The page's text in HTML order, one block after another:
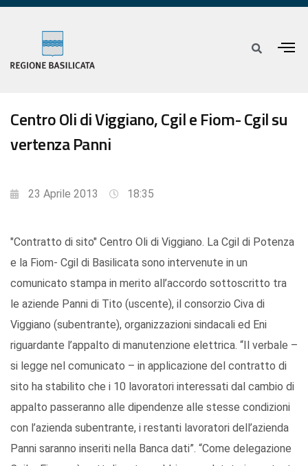
Centro Oli di Viggiano, Cgil e Fiom- Cgil su
vertenza Panni
23 Aprile 2013 18:35
"Contratto di sito" Centro Oli di Viggiano. La Cgil di Potenza
e la Fiom- Cgil di Basilicata sono intervenute in un
comunicato stampa in merito all’accordo sottoscritto tra
le aziende Panni di Tito (uscente), il consorzio Civa di
Viggiano (subentrante), organizzazioni sindacali ed Eni
riguardante l’appalto di manutenzione elettrica. “Il verbale –
si legge nel comunicato – in applicazione del contratto di
sito ha stabilito che i 10 lavoratori interessati dal cambio di
appalto passeranno alle dipendenze alle stesse condizioni
con l’azienda subentrante, i restanti lavoratori dell’azienda
Panni saranno inseriti nella Banca dati”. “Come delegazione